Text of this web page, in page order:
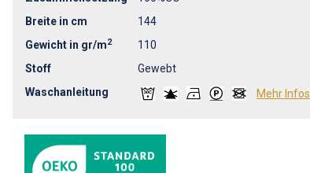
Breite in cm
144
Gewicht in gr/m2
110
Stoff
Gewebt
Waschanleitung
Mehr Infos